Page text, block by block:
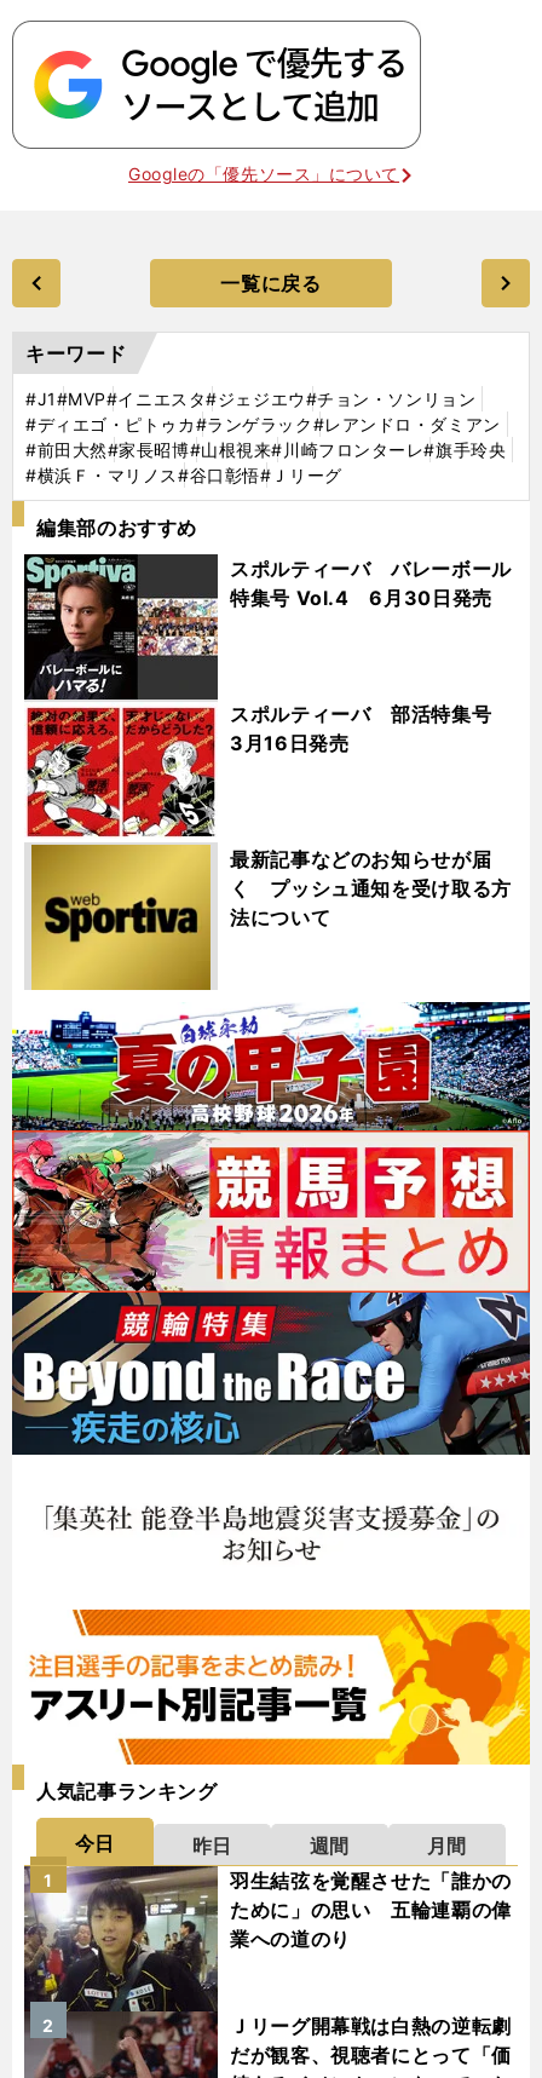
Googleの「優先ソース」について
一覧に戻る
キーワード
#J1#MVP#イニエスタ#ジェジエウ#チョン・ソンリョン
#ディエゴ・ピトゥカ#ランゲラック#レアンドロ・ダミアン
#前田大然#家長昭博#山根視来#川崎フロンターレ#旗手玲央
#横浜Ｆ・マリノス#谷口彰悟#Ｊリーグ
編集部のおすすめ
スポルティーバ バレーボール
特集号 Vol.4 6月30日発売
スポルティーバ 部活特集号
3月16日発売
最新記事などのお知らせが届
く プッシュ通知を受け取る方
法について
人気記事ランキング
今日 昨日 週間
月間
羽生結弦を覚醒させた「誰かの
ために」の思い 五輪連覇の偉
業への道のり
1
Ｊリーグ開幕戦は白熱の逆転劇
だが観客、視聴者にとって「価
2